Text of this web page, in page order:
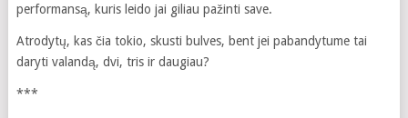
performansą, kuris leido jai giliau pažinti save.
Atrodytų, kas čia tokio, skusti bulves, bent jei pabandytume tai
daryti valandą, dvi, tris ir daugiau?
***